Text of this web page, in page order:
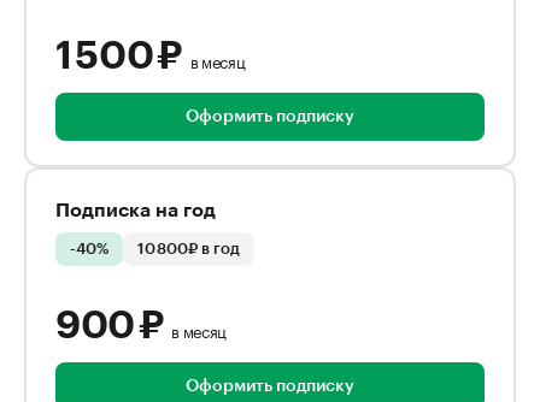
1 500 ₽ в месяц
Оформить подписку
Подписка на год
-40% 10 800₽ в год
900 ₽ в месяц
Оформить подписку